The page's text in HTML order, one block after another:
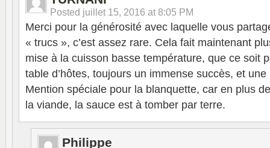
Posted juillet 15, 2016 at 8:05 PM
Merci pour la générosité avec laquelle vous
« trucs », c’est assez rare. Cela fait maintenant
mise à la cuisson basse température, que ce soit
table d’hôtes, toujours un immense succès, et
Mention spéciale pour la blanquette, car en plus
la viande, la sauce est à tomber par terre.
Philippe